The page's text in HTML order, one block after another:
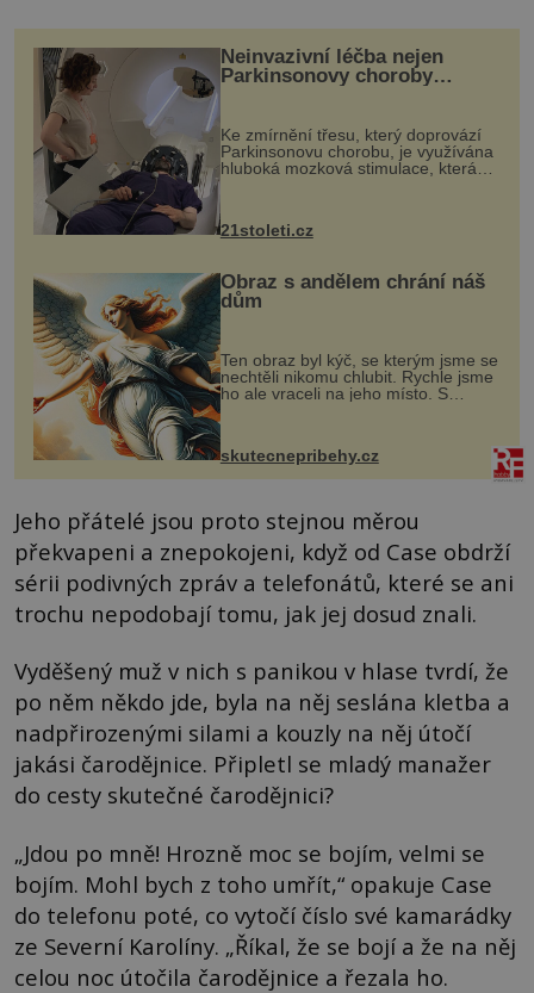
Neinvazivní léčba nejen
Parkinsonovy choroby
Ke zmírnění třesu, který doprovází
Parkinsonovu chorobu, je využívána
hluboká mozková stimulace, která
však vyžaduje vysoce invazivní
k dostatečně přesnému zacílení ...
21stoleti.cz
Obraz s andělem chrání náš
dům
Ten obraz byl kýč, se kterým jsme se
nechtěli nikomu chlubit. Rychle jsme
ho ale vraceli na jeho místo. S
manželem Vaškem jsme si pořídili
chaloupku, takový domek na severu
Čech, kde jsme si naplánova...
skutecnepribehy.cz
Jeho přátelé jsou proto stejnou měrou
překvapeni a znepokojeni, když od Case obdrží
sérii podivných zpráv a telefonátů, které se ani
trochu nepodobají tomu, jak jej dosud znali.
Vyděšený muž v nich s panikou v hlase tvrdí, že
po něm někdo jde, byla na něj seslána kletba a
nadpřirozenými silami a kouzly na něj útočí
jakási čarodějnice. Připletl se mladý manažer
do cesty skutečné čarodějnici?
„Jdou po mně! Hrozně moc se bojím, velmi se
bojím. Mohl bych z toho umřít,“ opakuje Case
do telefonu poté, co vytočí číslo své kamarádky
ze Severní Karolíny. „Říkal, že se bojí a že na něj
celou noc útočila čarodějnice a řezala ho.